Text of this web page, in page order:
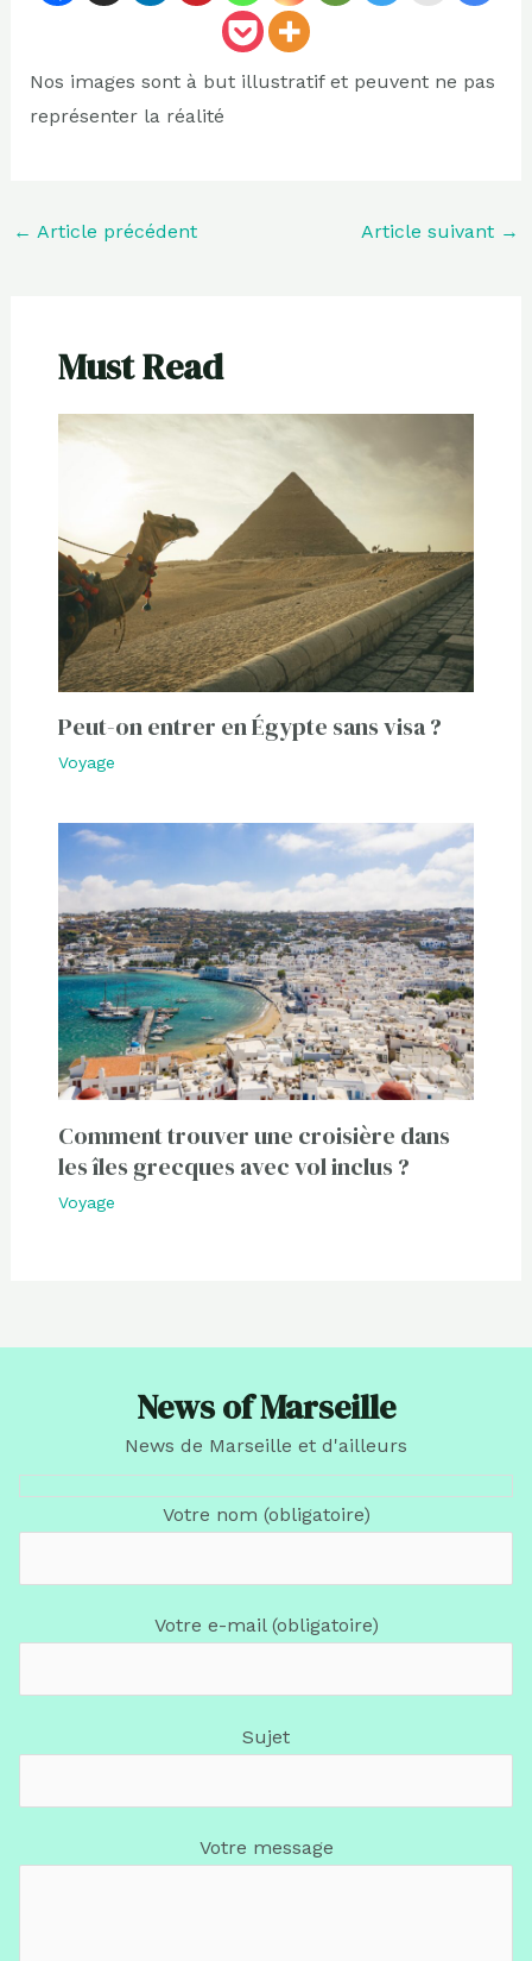
Nos images sont à but illustratif et peuvent ne pas
représenter la réalité
← Article précédent Article suivant →
Must Read
Peut-on entrer en Égypte sans visa ?
Voyage
Comment trouver une croisière dans
les îles grecques avec vol inclus ?
Voyage
News of Marseille
News de Marseille et d'ailleurs
Votre nom (obligatoire)
Votre e-mail (obligatoire)
Sujet
Votre message